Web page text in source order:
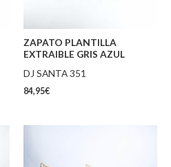
ZAPATO PLANTILLA
EXTRAIBLE GRIS AZUL
DJ SANTA 351
84,95€